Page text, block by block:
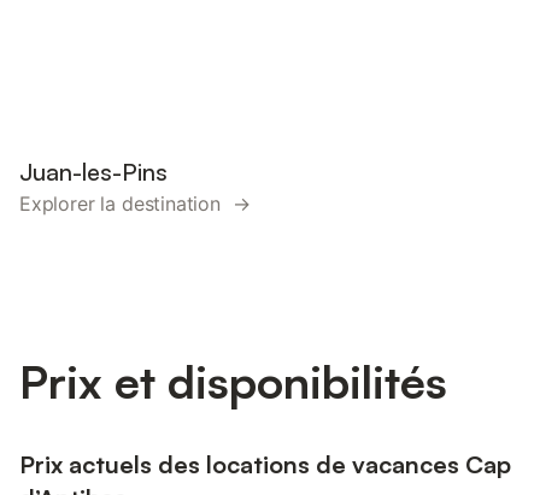
Juan-les-Pins
Explorer la destination →
Prix et disponibilités
Prix actuels des locations de vacances Cap